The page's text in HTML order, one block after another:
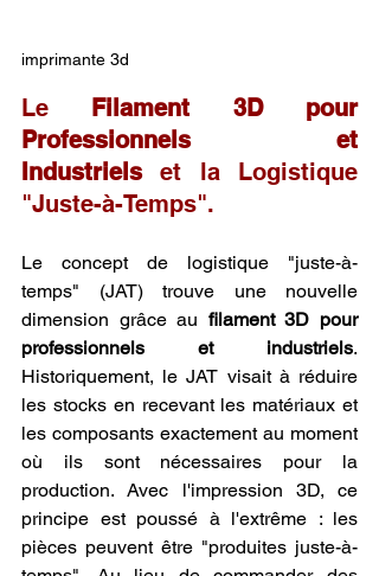
imprimante 3d
Le Filament 3D pour
Professionnels et
Industriels et la Logistique
"Juste-à-Temps".
Le concept de logistique "juste-à-
temps" (JAT) trouve une nouvelle
dimension grâce au filament 3D pour
professionnels et industriels.
Historiquement, le JAT visait à réduire
les stocks en recevant les matériaux et
les composants exactement au moment
où ils sont nécessaires pour la
production. Avec l'impression 3D, ce
principe est poussé à l'extrême : les
pièces peuvent être "produites juste-à-